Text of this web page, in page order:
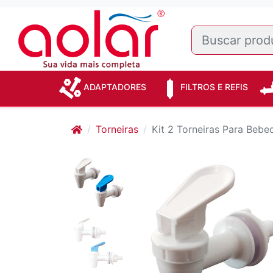
ADAPTADORES FILTROS E REFIS
Torneiras Kit 2 Torneiras Para